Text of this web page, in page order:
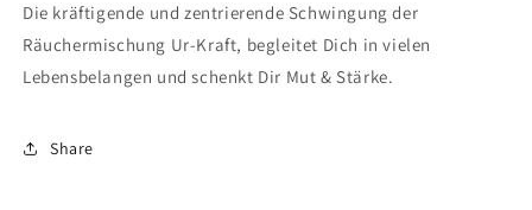
Die kräftigende und zentrierende Schwingung der
Räuchermischung Ur-Kraft, begleitet Dich in vielen
Lebensbelangen und schenkt Dir Mut & Stärke.
Share